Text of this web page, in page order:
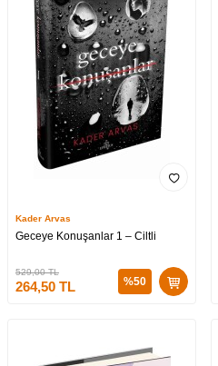
Kader Arvas
Geceye Konuşanlar 1 – Ciltli
529,00TL
264,50 TL %50